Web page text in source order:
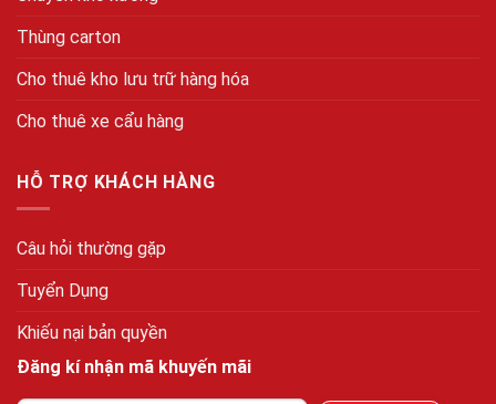
Thùng carton
Cho thuê kho lưu trữ hàng hóa
Cho thuê xe cẩu hàng
HỖ TRỢ KHÁCH HÀNG
Câu hỏi thường gặp
Tuyển Dụng
Khiếu nại bản quyền
Đăng kí nhận mã khuyến mãi